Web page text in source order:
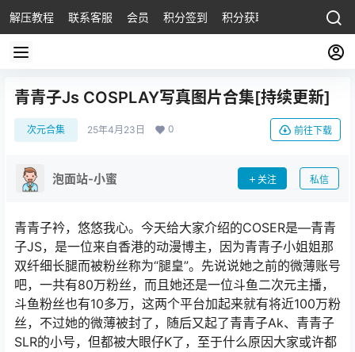
解压教程 联系客服 会员 积分签到 积分获取
青青子Js COSPLAY写真图片合集[持续更新]
次元合集 25年4月23日 0 前往下载
泡面站-小蜜 关注 私信
青青子衿，悠悠我心。今天给大家介绍的COSER是—青青
子JS，是一位来自香港的动漫博主，因为青青子小姐姐那
双纤细长腿而被粉丝称为“腿皇”。先说说她之前的微薄账号
吧，一共有80万粉丝，而且她还是一位斗鱼二次元主播，
斗鱼粉丝也有10多万，这两个平台加起来就有将近100万粉
丝，不过她的微薄被封了，随后又起了青青子Ak、青青子
SLR的小号，但都被大眼仔K了，至于什么原因大家或许都